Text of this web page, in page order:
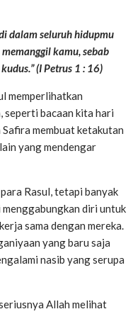
dalam seluruh hidupmu
kamu, sebab
(I Petrus 1 : 16)
memperlihatkan
seperti bacaan kita hari
Safira membuat ketakutan
yang mendengar
Rasul, tetapi banyak
diri untuk
sama dengan mereka.
yang baru saja
nasib yang serupa
Allah melihat